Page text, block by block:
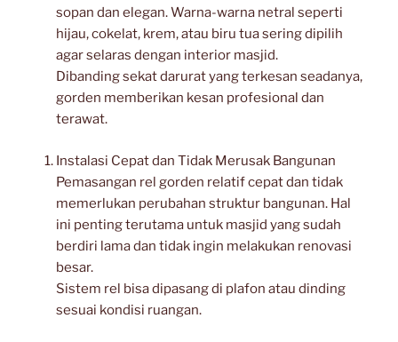
sopan dan elegan. Warna-warna netral seperti
hijau, cokelat, krem, atau biru tua sering dipilih
agar selaras dengan interior masjid.
Dibanding sekat darurat yang terkesan seadanya,
gorden memberikan kesan profesional dan
terawat.
Instalasi Cepat dan Tidak Merusak Bangunan
Pemasangan rel gorden relatif cepat dan tidak
memerlukan perubahan struktur bangunan. Hal
ini penting terutama untuk masjid yang sudah
berdiri lama dan tidak ingin melakukan renovasi
besar.
Sistem rel bisa dipasang di plafon atau dinding
sesuai kondisi ruangan.